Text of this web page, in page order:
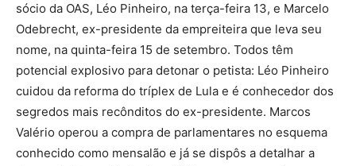
sócio da OAS, Léo Pinheiro, na terça-feira 13, e Marcelo
Odebrecht, ex-presidente da empreiteira que leva seu
nome, na quinta-feira 15 de setembro. Todos têm
potencial explosivo para detonar o petista: Léo Pinheiro
cuidou da reforma do tríplex de Lula e é conhecedor dos
segredos mais recônditos do ex-presidente. Marcos
Valério operou a compra de parlamentares no esquema
conhecido como mensalão e já se dispôs a detalhar a